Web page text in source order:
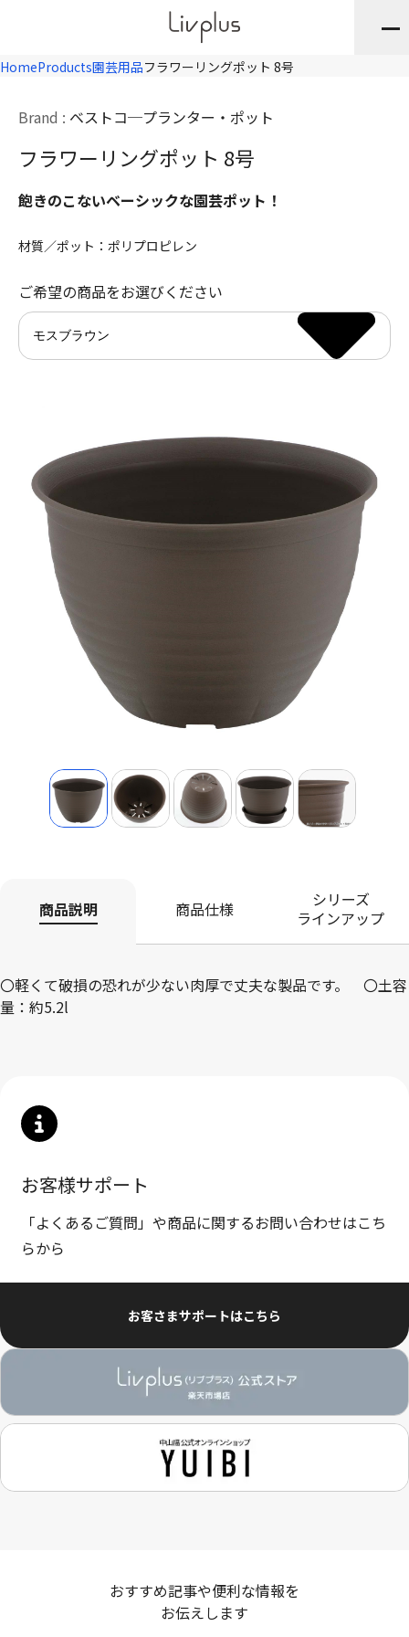
HomeProducts園芸用品フラワーリングポット 8号
Brand : ベストコ プランター・ポット
フラワーリングポット 8号
飽きのこないベーシックな園芸ポット！
材質／ポット：ポリプロピレン
ご希望の商品をお選びください
商品説明 商品仕様
シリーズ
ラインアップ
〇軽くて破損の恐れが少ない肉厚で丈夫な製品です。 〇土容
量：約5.2l
お客様サポート
「よくあるご質問」や商品に関するお問い合わせはこち
らから
お客さまサポートはこちら
おすすめ記事や便利な情報を
お伝えします